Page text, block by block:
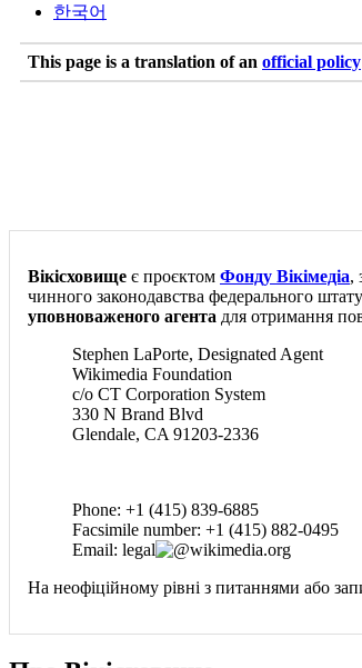
한국어
This page is a translation of an official policy
Вікісховище є проєктом Фонду Вікімедіа,
чинного законодавства федерального штату
уповноваженого агента для отримання
Stephen LaPorte, Designated Agent
Wikimedia Foundation
c/o CT Corporation System
330 N Brand Blvd
Glendale, CA 91203-2336
Phone: +1 (415) 839-6885
Facsimile number: +1 (415) 882-0495
Email: legal
wikimedia.org
На неофіційному рівні з питаннями або